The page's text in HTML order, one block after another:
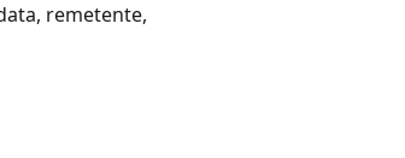
remetente,